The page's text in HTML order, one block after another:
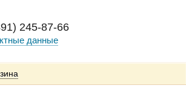
245-87-66
данные